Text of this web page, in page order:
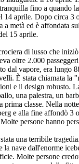
fino a quando
14 aprile. Dopo circa 3
a metà ed è affondata
15 aprile.
di lusso che
oltre 2.000
dal vapore, era lungo
È stata chiamata la
e il design robusto.
una palestra, un
prima classe. Nella
e alla fine affondò 3
persone hanno
una terribile
la nave dall'enorme
Molte persone